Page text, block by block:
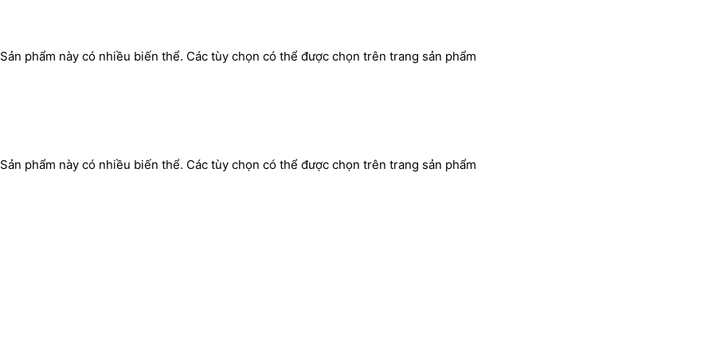
Sản phẩm này có nhiều biến thể. Các tùy chọn có thể được chọn trên trang sản phẩm
Sản phẩm này có nhiều biến thể. Các tùy chọn có thể được chọn trên trang sản phẩm